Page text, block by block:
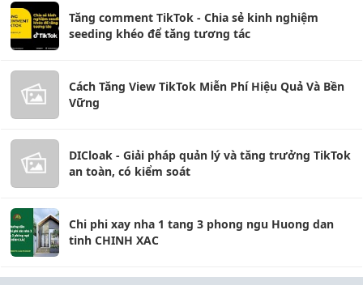
Tăng comment TikTok - Chia sẻ kinh nghiệm
seeding khéo để tăng tương tác
Cách Tăng View TikTok Miễn Phí Hiệu Quả Và Bền
Vững
DICloak - Giải pháp quản lý và tăng trưởng TikTok
an toàn, có kiểm soát
Chi phi xay nha 1 tang 3 phong ngu Huong dan
tinh CHINH XAC